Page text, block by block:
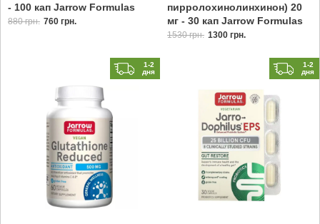
- 100 кап Jarrow Formulas
880 грн. 760 грн.
пирролохинолинхинон) 20
мг - 30 кап Jarrow Formulas
1530 грн. 1300 грн.
1-2
дня
1-2
дня